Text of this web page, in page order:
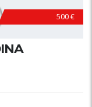
500 €